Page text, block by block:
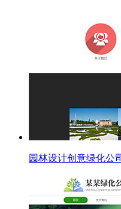
园林设计创意绿化公